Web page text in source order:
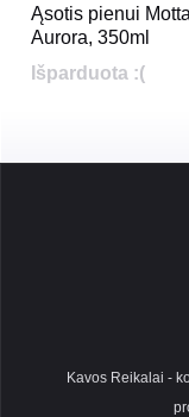
Ąsotis pienui Motta
Aurora, 350ml
Išparduota :(
Kavos Reikalai -